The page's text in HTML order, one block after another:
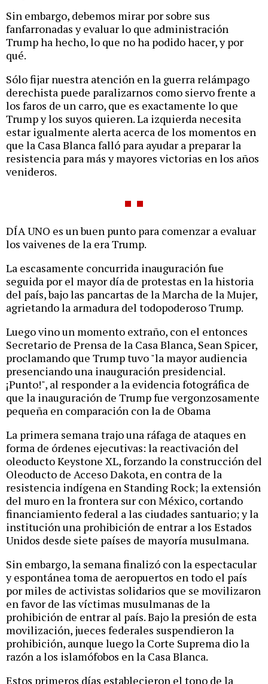
Sin embargo, debemos mirar por sobre sus
fanfarronadas y evaluar lo que administración
Trump ha hecho, lo que no ha podido hacer, y por
qué.
Sólo fijar nuestra atención en la guerra relámpago
derechista puede paralizarnos como siervo frente a
los faros de un carro, que es exactamente lo que
Trump y los suyos quieren. La izquierda necesita
estar igualmente alerta acerca de los momentos en
que la Casa Blanca falló para ayudar a preparar la
resistencia para más y mayores victorias en los años
venideros.
DÍA UNO es un buen punto para comenzar a evaluar
los vaivenes de la era Trump.
La escasamente concurrida inauguración fue
seguida por el mayor día de protestas en la historia
del país, bajo las pancartas de la Marcha de la Mujer,
agrietando la armadura del todopoderoso Trump.
Luego vino un momento extraño, con el entonces
Secretario de Prensa de la Casa Blanca, Sean Spicer,
proclamando que Trump tuvo "la mayor audiencia
presenciando una inauguración presidencial.
¡Punto!", al responder a la evidencia fotográfica de
que la inauguración de Trump fue vergonzosamente
pequeña en comparación con la de Obama
La primera semana trajo una ráfaga de ataques en
forma de órdenes ejecutivas: la reactivación del
oleoducto Keystone XL, forzando la construcción del
Oleoducto de Acceso Dakota, en contra de la
resistencia indígena en Standing Rock; la extensión
del muro en la frontera sur con México, cortando
financiamiento federal a las ciudades santuario; y la
institución una prohibición de entrar a los Estados
Unidos desde siete países de mayoría musulmana.
Sin embargo, la semana finalizó con la espectacular
y espontánea toma de aeropuertos en todo el país
por miles de activistas solidarios que se movilizaron
en favor de las víctimas musulmanas de la
prohibición de entrar al país. Bajo la presión de esta
movilización, jueces federales suspendieron la
prohibición, aunque luego la Corte Suprema dio la
razón a los islamófobos en la Casa Blanca.
Estos primeros días establecieron el tono de la